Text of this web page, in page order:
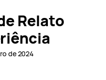
Relato
de 2024